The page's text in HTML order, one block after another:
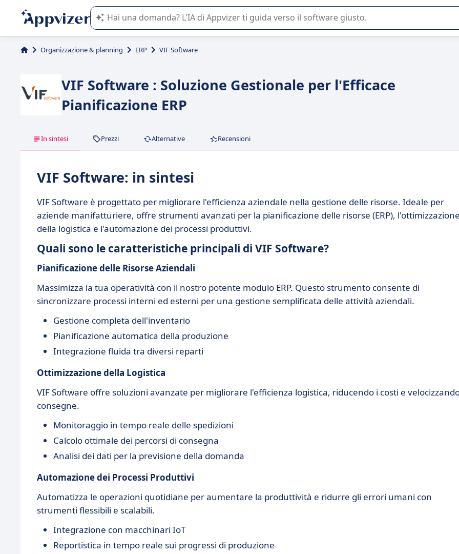
L'IA di Appvizer vi guida nell'utilizzo o nella scelta di un software SaaS per la vostra azienda.
Organizzazione & planning ERP VIF Software
VIF Software : Soluzione Gestionale per l'Efficace
Pianificazione ERP
In sintesi Prezzi Alternative Recensioni
VIF Software: in sintesi
VIF Software è progettato per migliorare l'efficienza aziendale nella gestione delle risorse. Ideale per
aziende manifatturiere, offre strumenti avanzati per la pianificazione delle risorse (ERP),
della logistica e l'automazione dei processi produttivi.
Quali sono le caratteristiche principali di VIF Software?
Pianificazione delle Risorse Aziendali
Massimizza la tua operatività con il nostro potente modulo ERP. Questo strumento consente di
sincronizzare processi interni ed esterni per una gestione semplificata delle attività aziendali.
Gestione completa dell'inventario
Pianificazione automatica della produzione
Integrazione fluida tra diversi reparti
Ottimizzazione della Logistica
VIF Software offre soluzioni avanzate per migliorare l'efficienza logistica, riducendo i costi e
consegne.
Monitoraggio in tempo reale delle spedizioni
Calcolo ottimale dei percorsi di consegna
Analisi dei dati per la previsione della domanda
Automazione dei Processi Produttivi
Automatizza le operazioni quotidiane per aumentare la produttività e ridurre gli errori umani con
strumenti flessibili e scalabili.
Integrazione con macchinari IoT
Reportistica in tempo reale sui progressi di produzione